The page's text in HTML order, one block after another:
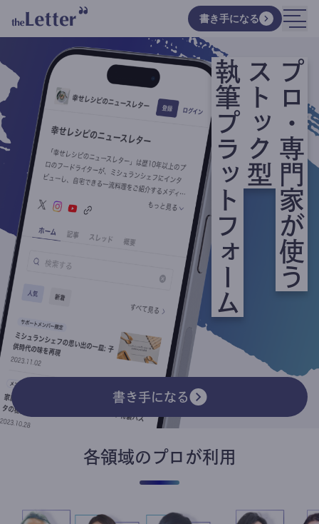
書き手になる
プロ・専門家が使う
ストック型
執筆プラットフォーム
書き手になる
各領域のプロが利用